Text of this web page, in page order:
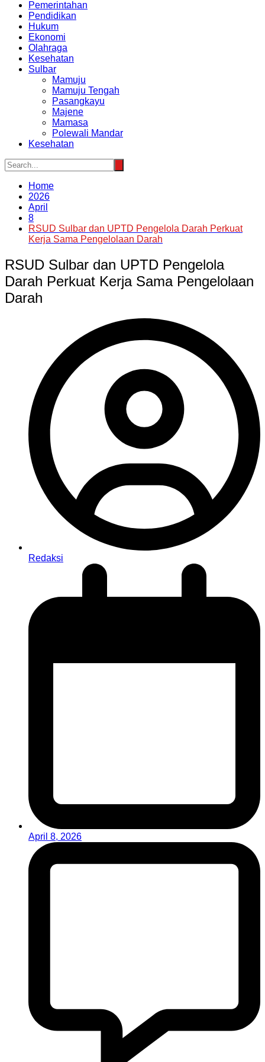
Pemerintahan
Pendidikan
Hukum
Ekonomi
Olahraga
Kesehatan
Sulbar
Mamuju
Mamuju Tengah
Pasangkayu
Majene
Mamasa
Polewali Mandar
Kesehatan
Home
2026
April
8
RSUD Sulbar dan UPTD Pengelola Darah Perkuat
Kerja Sama Pengelolaan Darah
RSUD Sulbar dan UPTD Pengelola
Darah Perkuat Kerja Sama Pengelolaan
Darah
Redaksi
April 8, 2026